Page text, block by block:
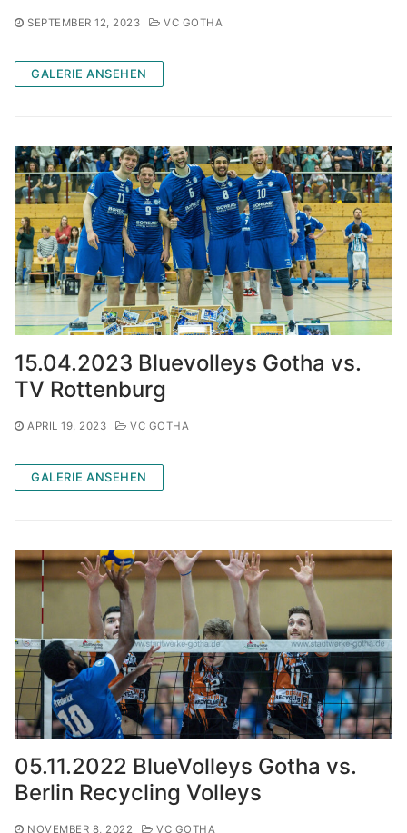
SEPTEMBER 12, 2023 VC GOTHA
GALERIE ANSEHEN
15.04.2023 Bluevolleys Gotha vs.
TV Rottenburg
APRIL 19, 2023 VC GOTHA
GALERIE ANSEHEN
05.11.2022 BlueVolleys Gotha vs.
Berlin Recycling Volleys
NOVEMBER 8, 2022 VC GOTHA